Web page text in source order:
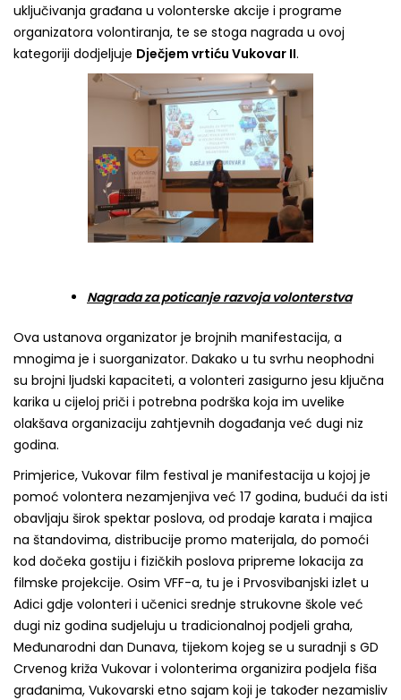
uključivanja građana u volonterske akcije i programe
organizatora volontiranja, te se stoga nagrada u ovoj
kategoriji dodjeljuje Dječjem vrtiću Vukovar II.
Nagrada za poticanje razvoja volonterstva
Ova ustanova organizator je brojnih manifestacija, a
mnogima je i suorganizator. Dakako u tu svrhu neophodni
su brojni ljudski kapaciteti, a volonteri zasigurno jesu ključna
karika u cijeloj priči i potrebna podrška koja im uvelike
olakšava organizaciju zahtjevnih događanja već dugi niz
godina.
Primjerice, Vukovar film festival je manifestacija u kojoj je
pomoć volontera nezamjenjiva već 17 godina, budući da isti
obavljaju širok spektar poslova, od prodaje karata i majica
na štandovima, distribucije promo materijala, do pomoći
kod dočeka gostiju i fizičkih poslova pripreme lokacija za
filmske projekcije. Osim VFF-a, tu je i Prvosvibanjski izlet u
Adici gdje volonteri i učenici srednje strukovne škole već
dugi niz godina sudjeluju u tradicionalnoj podjeli graha,
Međunarodni dan Dunava, tijekom kojeg se u suradnji s GD
Crvenog križa Vukovar i volonterima organizira podjela fiša
građanima, Vukovarski etno sajam koji je također nezamisliv